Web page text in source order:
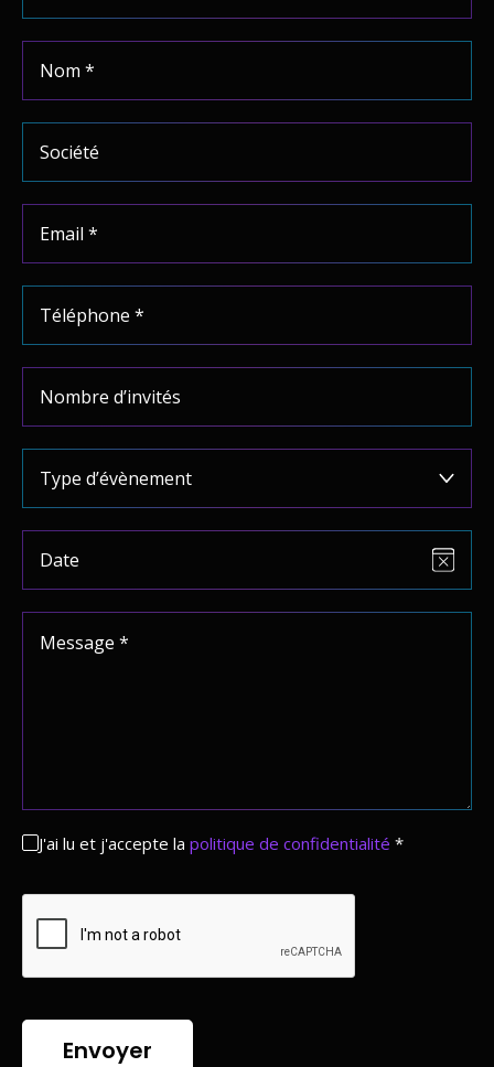
J'ai lu et j'accepte la politique de confidentialité *
Envoyer